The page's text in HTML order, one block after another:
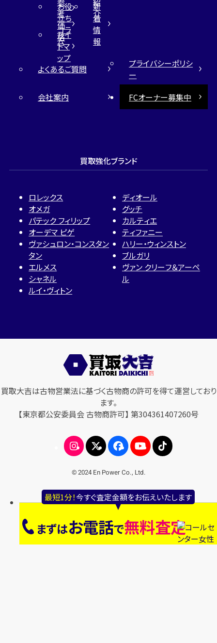
最短1分！今すぐ査定金額をお伝えいたします
まずはお電話で無料査定
考
価
格
介
お役
立ち
コラ
ム
新
着
情
報
サイ
トマ
ップ
よくあるご質問
プライバシーポリシ
ー
会社案内
FCオーナー募集中
買取強化ブランド
ロレックス
オメガ
パテック フィリップ
オーデマ ピゲ
ヴァシュロン・コンスタン
タン
エルメス
シャネル
ルイ・ヴィトン
ディオール
グッチ
カルティエ
ティファニー
ハリー・ウィンストン
ブルガリ
ヴァン クリーフ＆アーペ
ル
買取大吉は古物営業法に基づく古物商の許可を得て運営しており
ます。
【東京都公安委員会 古物商許可】 第304361407260号
© 2024 En Power Co., Ltd.